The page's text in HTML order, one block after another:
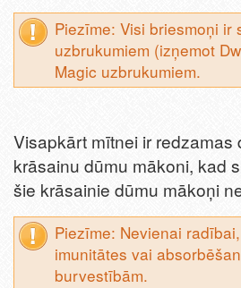
Piezīme: Visi briesmoņi
uzbrukumiem (izņemot
Magic uzbrukumiem.
Visapkārt mītnei ir
krāsainu dūmu mākoni, kad
šie krāsainie dūmu mākoņi
Piezīme: Nevienai
imunitātes vai
burvestībām.